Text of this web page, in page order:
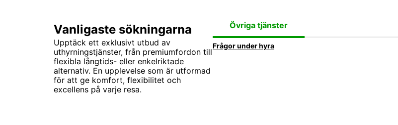
Vanligaste sökningarna
Upptäck ett exklusivt utbud av
uthyrningstjänster, från premiumfordon till
flexibla långtids- eller enkelriktade
alternativ. En upplevelse som är utformad
för att ge komfort, flexibilitet och
excellens på varje resa.
Övriga tjänster
Frågor under hyra